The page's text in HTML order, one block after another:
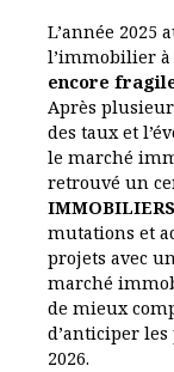
L’année
l’immobilier à
encore
Après
des taux et
le marché
retrouvé un
IMMOBILIERS
mutations et
projets avec
marché
de mieux
d’anticiper
2026.